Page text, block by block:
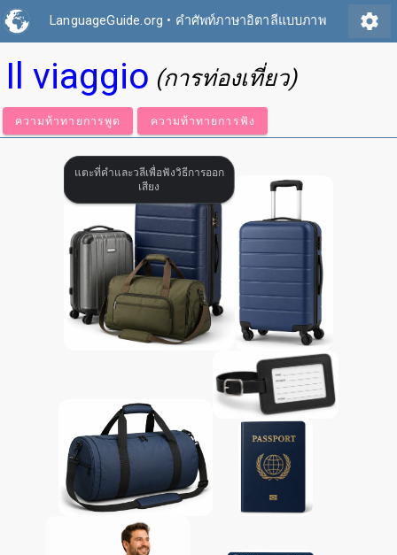
LanguageGuide.org • คำศัพท์ภาษาอิตาลีแบบภาพ settings
Il viaggio (การท่องเที่ยว)
ความท้าทายการพูด ความท้าทายการฟัง
แตะที่คำและวลีเพื่อฟังวิธีการออก
เสียง